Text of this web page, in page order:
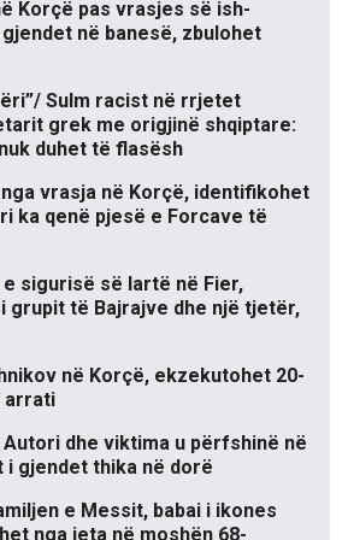
Korçë pas vrasjes së ish-
në banesë, zbulohet
Sulm racist në rrjetet
grek me origjinë shqiptare:
duhet të flasësh
vrasja në Korçë, identifikohet
ka qenë pjesë e Forcave të
sigurisë së lartë në Fier,
grupit të Bajrajve dhe një tjetër,
në Korçë, ekzekutohet 20-
arrati
dhe viktima u përfshinë në
i gjendet thika në dorë
e Messit, babai i ikones
nga jeta në moshën 68-